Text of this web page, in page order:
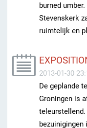
burned
Stevenskerk
ruimtelijk en
2013-01-30
De geplande
Groningen is
bezuinigingen